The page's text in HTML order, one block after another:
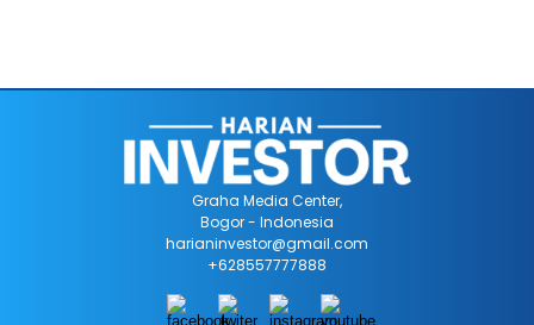
Graha Media Center,
Bogor - Indonesia
harianinvestor@gmail.com
+628557777888